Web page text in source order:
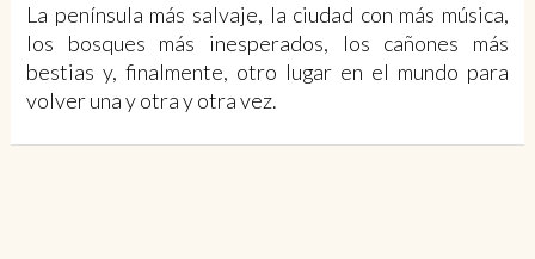
La península más salvaje, la ciudad con más música,
los bosques más inesperados, los cañones más
bestias y, finalmente, otro lugar en el mundo para
volver una y otra y otra vez.